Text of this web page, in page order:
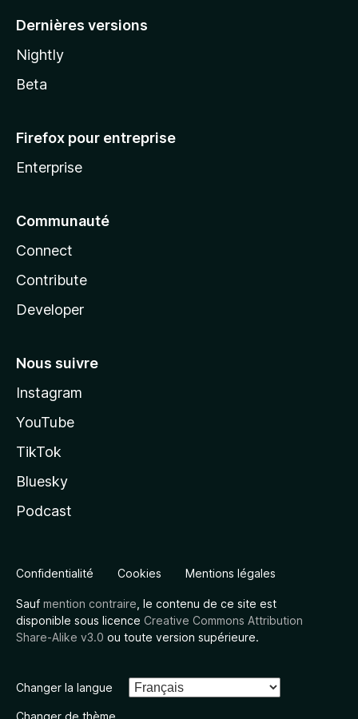
Dernières versions
Nightly
Beta
Firefox pour entreprise
Enterprise
Communauté
Connect
Contribute
Developer
Nous suivre
Instagram
YouTube
TikTok
Bluesky
Podcast
Confidentialité Cookies Mentions légales
Sauf mention contraire , le contenu de ce site est
disponible sous licence Creative Commons Attribution
Share-Alike v3.0 ou toute version supérieure.
Changer la langue
Changer de thème